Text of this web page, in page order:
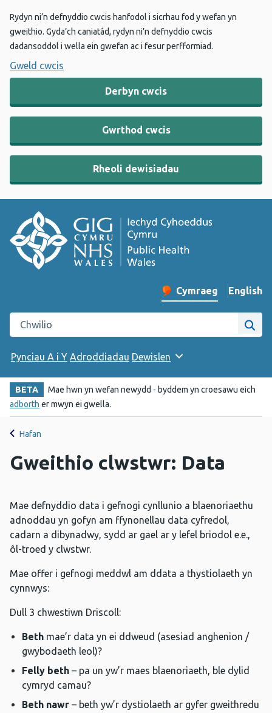
Rydyn ni’n defnyddio cwcis hanfodol i sicrhau fod y wefan yn
gweithio. Gyda’ch caniatâd, rydyn ni’n defnyddio cwcis
dadansoddol i wella ein gwefan ac i fesur perfformiad.
Gweld cwcis
Derbyn cwcis
Gwrthod cwcis
Rheoli dewisiadau
Newid iaith y wefan
Cymraeg English
–
Chwilio gwefan Iechyd Cyhoeddus Cymru
Pynciau A i Y Adroddiadau Dewislen
BETA
Mae hwn yn wefan newydd - byddem yn croesawu eich
adborth er mwyn ei gwella.
Hafan
Gweithio clwstwr: Data
Mae defnyddio data i gefnogi cynllunio a blaenoriaethu
adnoddau yn gofyn am ffynonellau data cyfredol,
cadarn a dibynadwy, sydd ar gael ar y lefel briodol e.e.,
ôl-troed y clwstwr.
Mae offer i gefnogi meddwl am ddata a thystiolaeth yn
cynnwys:
Dull 3 chwestiwn Driscoll:
Beth mae’r data yn ei ddweud (asesiad anghenion /
gwybodaeth leol)?
Felly beth – pa un yw’r maes blaenoriaeth, ble dylid
cymryd camau?
Beth nawr – beth yw’r dystiolaeth ar gyfer gweithredu